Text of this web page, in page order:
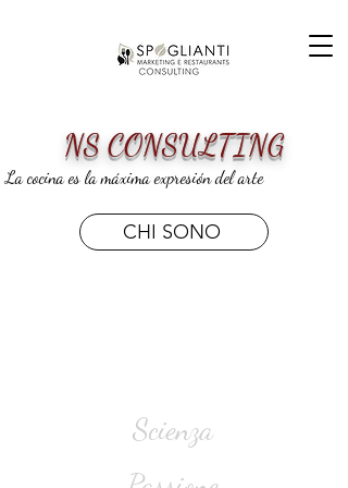
NS CONSULTING
La cocina es la máxima expresión del arte
CHI SONO
Scienza